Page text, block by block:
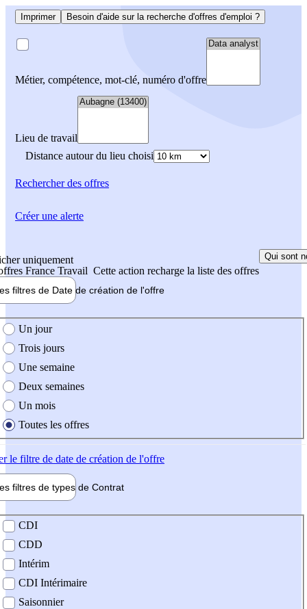
Imprimer Besoin d'aide sur la recherche d'offres d'emploi ?
Métier, compétence, mot-clé, numéro d'offre
Lieu de travail
Distance autour du lieu choisi
Rechercherdes offres
uniquement
France Travail Cette action recharge la liste des offres
Qui sont
filtres de Date de création de l'offre
création de l'offre
Un jour
Trois jours
Une semaine
Deux semaines
Un mois
Toutes les offres
le filtre de date de création de l'offre
filtres de types de Contrat
contrat
CDI
CDD
Intérim
CDI Intérimaire
Saisonnier
Créer une alerte